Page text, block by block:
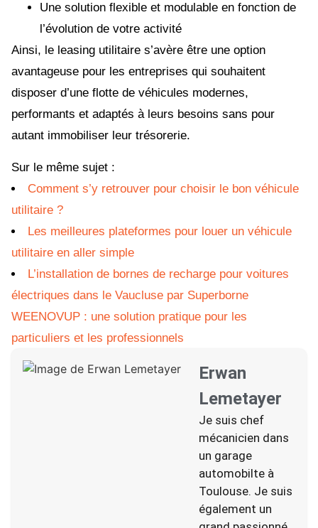
Une solution flexible et modulable en fonction de
l’évolution de votre activité
Ainsi, le leasing utilitaire s’avère être une option
avantageuse pour les entreprises qui souhaitent
disposer d’une flotte de véhicules modernes,
performants et adaptés à leurs besoins sans pour
autant immobiliser leur trésorerie.
Sur le même sujet :
Comment s’y retrouver pour choisir le bon véhicule
utilitaire ?
Les meilleures plateformes pour louer un véhicule
utilitaire en aller simple
L’installation de bornes de recharge pour voitures
électriques dans le Vaucluse par Superborne
WEENOVUP : une solution pratique pour les
particuliers et les professionnels
Erwan
Lemetayer
Je suis chef
mécanicien dans
un garage
automobilte à
Toulouse. Je suis
également un